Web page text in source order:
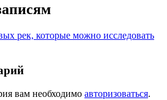
рек, которые можно исследовать
вам необходимо авторизоваться.